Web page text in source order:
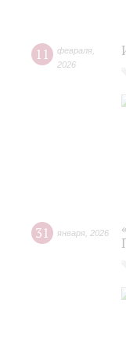
11 февраля
2026
31 января 2026